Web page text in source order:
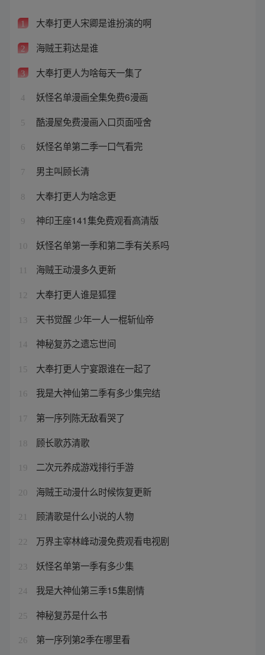
1 大奉打更人宋卿是谁扮演的啊
2 海贼王莉达是谁
3 大奉打更人为啥每天一集了
4 妖怪名单漫画全集免费6漫画
5 酷漫屋免费漫画入口页面哑舍
6 妖怪名单第二季一口气看完
7 男主叫顾长清
8 大奉打更人为啥念更
9 神印王座141集免费观看高清版
10 妖怪名单第一季和第二季有关系吗
海贼王动漫多久更新
12 大奉打更人谁是狐狸
13 天书觉醒 少年一人一棍斩仙帝
14 神秘复苏之遗忘世间
15 大奉打更人宁宴跟谁在一起了
16 我是大神仙第二季有多少集完结
17 第一序列陈无敌看哭了
18 顾长歌苏清歌
19 二次元养成游戏排行手游
20 海贼王动漫什么时候恢复更新
21 顾清歌是什么小说的人物
22 万界主宰林峰动漫免费观看电视剧
23 妖怪名单第一季有多少集
24 我是大神仙第三季15集剧情
25 神秘复苏是什么书
26 第一序列第2季在哪里看